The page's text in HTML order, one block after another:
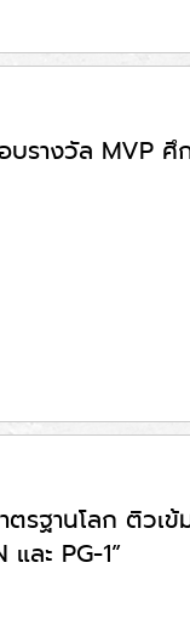
รางวัล MVP ศึ
รฐานโลก ติวเ
ละ PG-1”